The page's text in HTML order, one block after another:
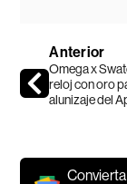
Anterior
Omega x
reloj con oro
alunizaje del